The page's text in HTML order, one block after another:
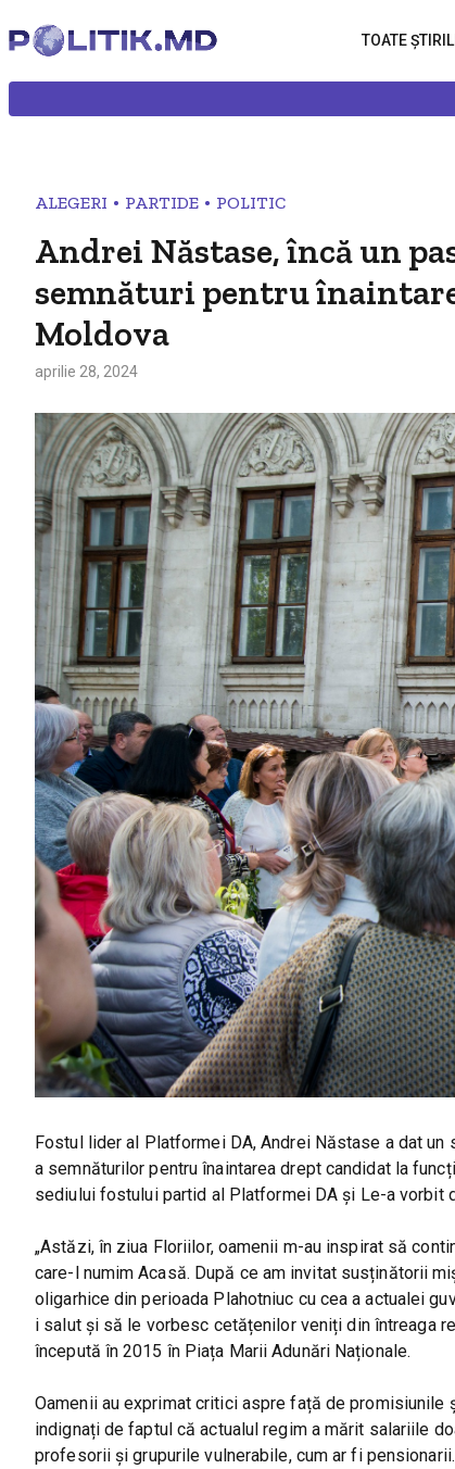
TOATE
ALEGERI • PARTIDE • POLITIC
Andrei Năstase, încă un
semnături pentru
Moldova
aprilie 28, 2024
Fostul lider al Platformei DA, Andrei Năstase a dat
a semnăturilor pentru înaintarea drept candidat la
sediului fostului partid al Platformei DA și Le-a vorbit
„Astăzi, în ziua Floriilor, oamenii m-au inspirat să
care-l numim Acasă. După ce am invitat susținătorii
oligarhice din perioada Plahotniuc cu cea a actualei
i salut și să le vorbesc cetățenilor veniți din întreaga
începută în 2015 în Piața Marii Adunări Naționale.
Oamenii au exprimat critici aspre față de
indignați de faptul că actualul regim a mărit salariile
profesorii și grupurile vulnerabile, cum ar fi pensionarii.